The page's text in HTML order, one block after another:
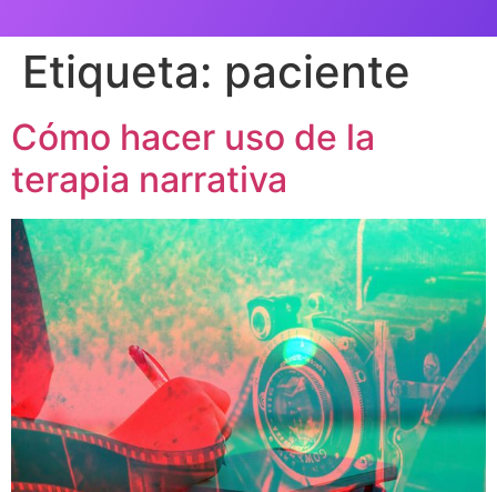
Etiqueta: paciente
Cómo hacer uso de la
terapia narrativa